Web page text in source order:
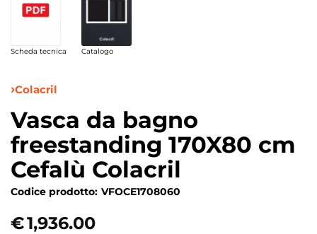
Scheda tecnica Catalogo
Colacril
Vasca da bagno
freestanding 170X80 cm
Cefalù Colacril
Codice prodotto: VFOCE1708060
€1,936.00